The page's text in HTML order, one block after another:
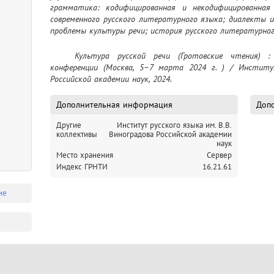
грамматика: кодифицированная и
современного русского литературного языка; диалекты
проблемы культуры речи; история русского
конференции (Москва, 5–7 марта 2024 г. ) /
Российской академии наук, 2024.
Дополнительная информация
Другие
коллективы
Институт русского языка им. В.В.
Виноградова Российской академии
наук
Место хранения
Сервер
Индекс ГРНТИ
16.21.61